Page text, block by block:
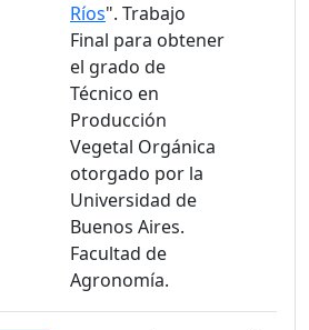
Ríos". Trabajo
Final para obtener
el grado de
Técnico en
Producción
Vegetal Orgánica
otorgado por la
Universidad de
Buenos Aires.
Facultad de
Agronomía.